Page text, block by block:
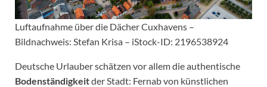
Luftaufnahme über die Dächer Cuxhavens –
Bildnachweis: Stefan Krisa – iStock-ID: 2196538924
Deutsche Urlauber schätzen vor allem die authentische
Bodenständigkeitder Stadt: Fernab von künstlichen